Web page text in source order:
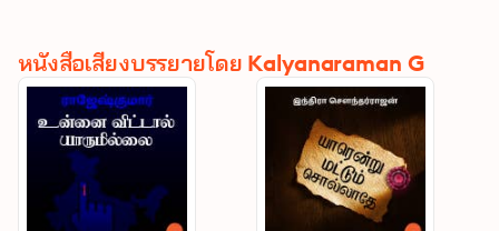
หนังสือเสียงบรรยายโดย Kalyanaraman G